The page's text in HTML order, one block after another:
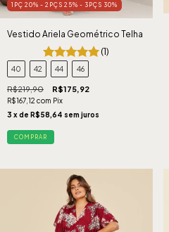
1PÇ 20% - 2PÇS 25% - 3PÇS 30%
Vestido Ariela Geométrico Telha
(1)
40 42 44 46
R$219,90 R$175,92
R$167,12 com Pix
3 x de R$58,64 sem juros
COMPRAR